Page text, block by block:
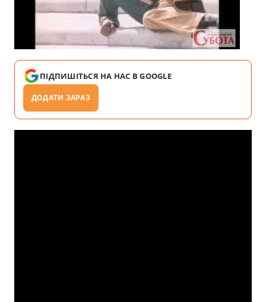
ПІДПИШІТЬСЯ НА НАС В GOOGLE
ДОДАТИ ЗАРАЗ